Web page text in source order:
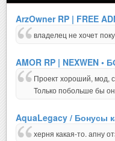
ArzOwner RP | FREE
владелец не хочет
AMOR RP | NEXWEN •
Проект хороший, мод,
Только побольше бы
AquaLegacy / Бонусы
херня какая-то. апну